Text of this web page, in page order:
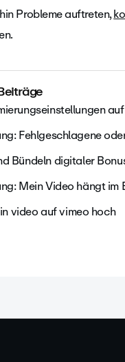
Probleme auftreten,
Fehlgeschlagene
Bündeln digitaler
Mein Video hängt im
video auf vimeo hoch